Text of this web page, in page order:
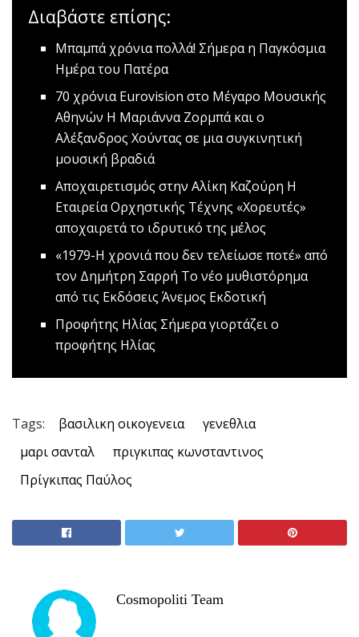
Διαβάστε επίσης:
Μπαμπά χρόνια πολλά! Σήμερα η Παγκόσμια
Ημέρα του Πατέρα
70 χρόνια Eurovision στο Μέγαρο Μουσικής
Αθηνών Η Μαριάννα Ζορμπά και ο
Αλέξανδρος Χούντας σε μια συγκινητική
μουσική βραδιά
Aποχαιρετισμός στην Αλίκη Καζούρη Η
Εταιρεία Ορχηστικής Τέχνης «Χορευτές»
αποχαιρετά το ιδρυτικό της μέλος
«1979-Η χρονιά που δεν τελείωσε ποτέ» από
τον Δημήτρη Σαρρή Το νέο μυθιστόρημα
από τις Εκδόσεις Άνεμος Εκδοτική
Προφήτης Ηλίας Σήμερα γιορτάζει ο
προφήτης Ηλίας
Tags: βασιλικη οικογενεια
γενεθλια
μαρι σανταλ
πριγκιπας κωνσταντινος
Πρίγκιπας Παύλος
Cosmopoliti Team